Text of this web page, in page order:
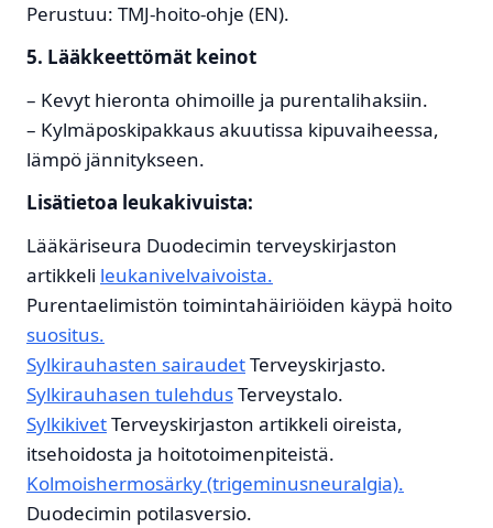
Perustuu: TMJ-hoito-ohje (EN).
5. Lääkkeettömät keinot
– Kevyt hieronta ohimoille ja purentalihaksiin.
– Kylmäposkipakkaus akuutissa kipuvaiheessa,
lämpö jännitykseen.
Lisätietoa leukakivuista:
Lääkäriseura Duodecimin terveyskirjaston
artikkeli leukanivelvaivoista.
Purentaelimistön toimintahäiriöiden käypä hoito
suositus.
Sylkirauhasten sairaudetTerveyskirjasto.
Sylkirauhasen tulehdusTerveystalo.
SylkikivetTerveyskirjaston artikkeli oireista,
itsehoidosta ja hoitotoimenpiteistä.
Kolmoishermosärky (trigeminusneuralgia).
Duodecimin potilasversio.